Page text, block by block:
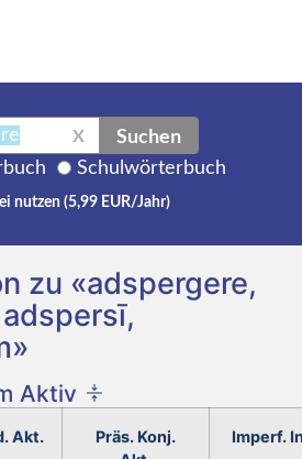
X Suchen
Schulwörterbuch
nutzen (5,99 EUR/Jahr)
zu «adspergere,
Aktiv
Akt.
Präs. Konj.
Imperf.